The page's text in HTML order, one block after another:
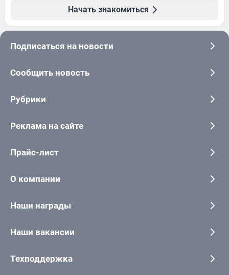
Начать знакомиться
Подписаться на новости
Сообщить новость
Рубрики
Реклама на сайте
Прайс-лист
О компании
Наши награды
Наши вакансии
Техподдержка